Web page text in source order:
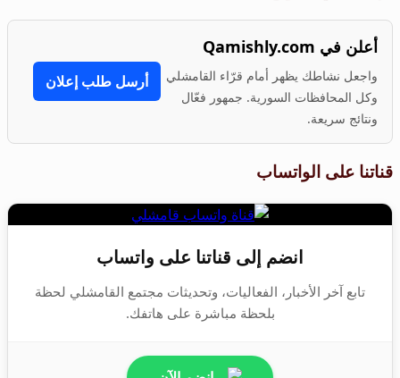
أعلن في Qamishly.com
واجعل نشاطك يظهر أمام قرّاء القامشلي
وكل المحافظات السورية. جمهور فعّال
ونتائج سريعة.
أرسل طلب إعلان
قناتنا على الواتساب
انضم إلى قناتنا على واتساب
تابع آخر الأخبار، الفعاليات، وتحديثات مجتمع القامشلي لحظة
بلحظة مباشرة على هاتفك.